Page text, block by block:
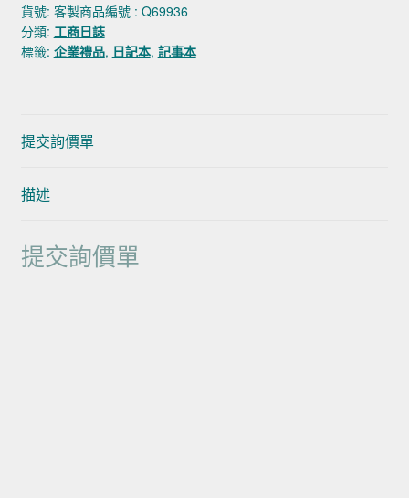
貨號: 客製商品編號 : Q69936
分類: 工商日誌
標籤: 企業禮品, 日記本, 記事本
提交詢價單
描述
提交詢價單